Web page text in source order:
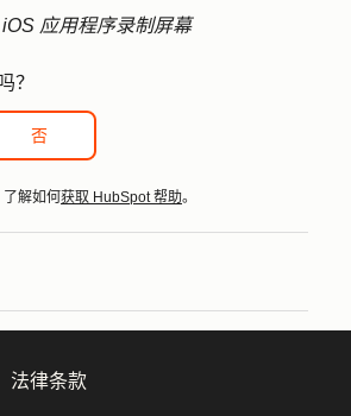
iOS 应用程序录制屏幕
？
否
了解如何获取 HubSpot 帮助。
法律条款